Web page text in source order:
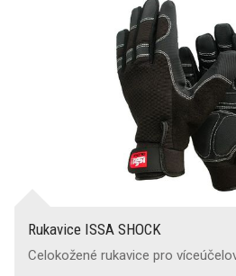
Rukavice ISSA SHOCK
Celokožené rukavice pro